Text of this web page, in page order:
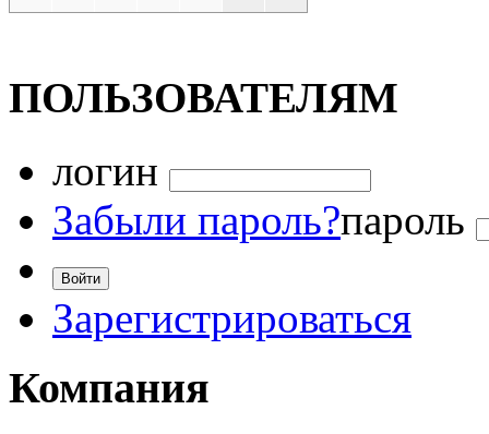
ПОЛЬЗОВАТЕЛЯМ
логин
Забыли пароль?пароль
Зарегистрироваться
Компания